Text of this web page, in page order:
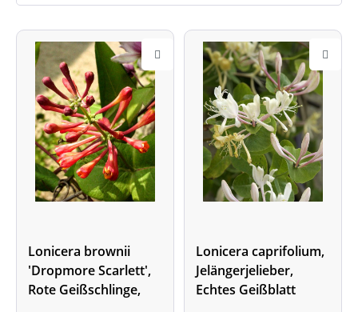
Lonicera brownii
'Dropmore Scarlett',
Rote Geißschlinge,
Lonicera caprifolium,
Jelängerjelieber,
Echtes Geißblatt